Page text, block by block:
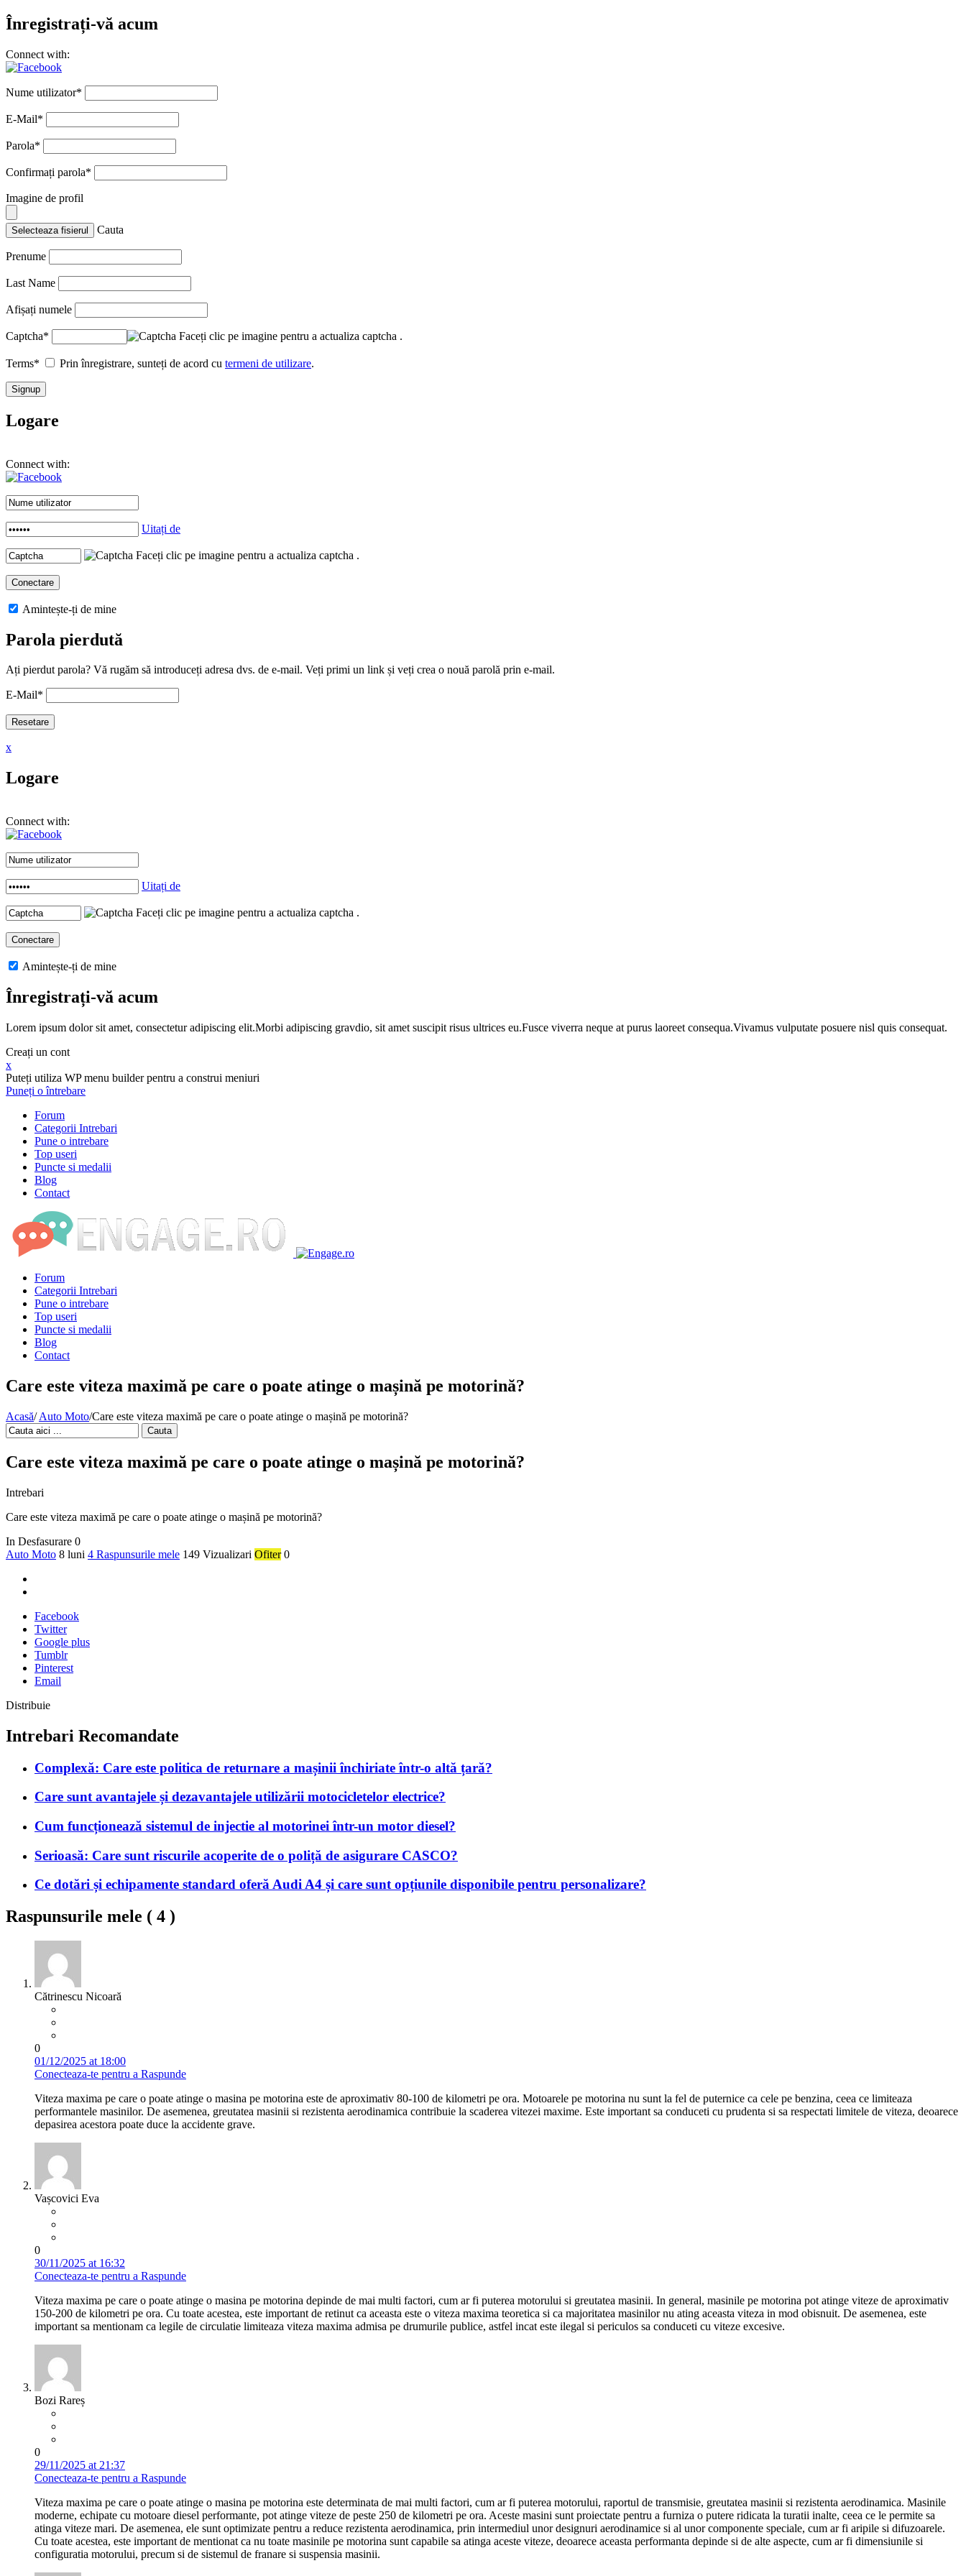
Înregistrați-vă acum
Connect with:
Nume utilizator*
E-Mail*
Parola*
Confirmați parola*
Imagine de profil
Selecteaza fisierul Cauta
Prenume
Last Name
Afișați numele
Captcha* Faceți clic pe imagine pentru a actualiza captcha .
Terms* Prin înregistrare, sunteți de acord cu termeni de utilizare.
Logare
Connect with:
Uitați de
Faceți clic pe imagine pentru a actualiza captcha .
Amintește-ți de mine
Parola pierdută
Ați pierdut parola? Vă rugăm să introduceți adresa dvs. de e-mail. Veți primi un link și veți crea o nouă parolă prin e-mail.
E-Mail*
x
Logare
Connect with:
Uitați de
Faceți clic pe imagine pentru a actualiza captcha .
Amintește-ți de mine
Înregistrați-vă acum
Lorem ipsum dolor sit amet, consectetur adipiscing elit.Morbi adipiscing gravdio, sit amet suscipit risus ultrices eu.Fusce viverra neque at purus laoreet consequa.Vivamus vulputate posuere nisl quis consequat.
Creați un cont
x
Puteți utiliza WP menu builder pentru a construi meniuri
Puneți o întrebare
Forum
Categorii Intrebari
Pune o intrebare
Top useri
Puncte si medalii
Blog
Contact
Forum
Categorii Intrebari
Pune o intrebare
Top useri
Puncte si medalii
Blog
Contact
Care este viteza maximă pe care o poate atinge o mașină pe motorină?
Acasă/ Auto Moto/Care este viteza maximă pe care o poate atinge o mașină pe motorină?
Cauta
Care este viteza maximă pe care o poate atinge o mașină pe motorină?
Intrebari
Care este viteza maximă pe care o poate atinge o mașină pe motorină?
In Desfasurare 0
Auto Moto 8 luni 4 Raspunsurile mele 149 Vizualizari Ofiter 0
Facebook
Twitter
Google plus
Tumblr
Pinterest
Email
Distribuie
Intrebari Recomandate
Complexă: Care este politica de returnare a mașinii închiriate într-o altă țară?
Care sunt avantajele și dezavantajele utilizării motocicletelor electrice?
Cum funcționează sistemul de injectie al motorinei într-un motor diesel?
Serioasă: Care sunt riscurile acoperite de o poliță de asigurare CASCO?
Ce dotări și echipamente standard oferă Audi A4 și care sunt opțiunile disponibile pentru personalizare?
Raspunsurile mele ( 4 )
Cătrinescu Nicoară
0
01/12/2025 at 18:00
Conecteaza-te pentru a Raspunde
Viteza maxima pe care o poate atinge o masina pe motorina este de aproximativ 80-100 de kilometri pe ora. Motoarele pe motorina nu sunt la fel de puternice ca cele pe benzina, ceea ce limiteaza
performantele masinilor. De asemenea, greutatea masinii si rezistenta aerodinamica contribuie la scaderea vitezei maxime. Este important sa conduceti cu prudenta si sa respectati limitele de viteza, deoarece
depasirea acestora poate duce la accidente grave.
Vașcovici Eva
0
30/11/2025 at 16:32
Conecteaza-te pentru a Raspunde
Viteza maxima pe care o poate atinge o masina pe motorina depinde de mai multi factori, cum ar fi puterea motorului si greutatea masinii. In general, masinile pe motorina pot atinge viteze de aproximativ
150-200 de kilometri pe ora. Cu toate acestea, este important de retinut ca aceasta este o viteza maxima teoretica si ca majoritatea masinilor nu ating aceasta viteza in mod obisnuit. De asemenea, este
important sa mentionam ca legile de circulatie limiteaza viteza maxima admisa pe drumurile publice, astfel incat este ilegal si periculos sa conduceti cu viteze excesive.
Bozi Rareș
0
29/11/2025 at 21:37
Conecteaza-te pentru a Raspunde
Viteza maxima pe care o poate atinge o masina pe motorina este determinata de mai multi factori, cum ar fi puterea motorului, raportul de transmisie, greutatea masinii si rezistenta aerodinamica. Masinile
moderne, echipate cu motoare diesel performante, pot atinge viteze de peste 250 de kilometri pe ora. Aceste masini sunt proiectate pentru a furniza o putere ridicata la turatii inalte, ceea ce le permite sa
atinga viteze mari. De asemenea, ele sunt optimizate pentru a reduce rezistenta aerodinamica, prin intermediul unor designuri aerodinamice si al unor componente speciale, cum ar fi aripile si difuzoarele.
Cu toate acestea, este important de mentionat ca nu toate masinile pe motorina sunt capabile sa atinga aceste viteze, deoarece aceasta performanta depinde si de alte aspecte, cum ar fi dimensiunile si
configuratia motorului, precum si de sistemul de franare si suspensia masinii.